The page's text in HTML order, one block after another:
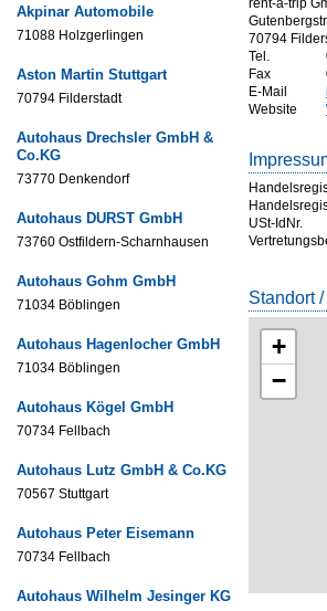
Akpinar Automobile
71088 Holzgerlingen
Aston Martin Stuttgart
70794 Filderstadt
Autohaus Drechsler GmbH &
Co.KG
73770 Denkendorf
Autohaus DURST GmbH
73760 Ostfildern-Scharnhausen
Autohaus Gohm GmbH
71034 Böblingen
Autohaus Hagenlocher GmbH
71034 Böblingen
Autohaus Kögel GmbH
70734 Fellbach
Autohaus Lutz GmbH & Co.KG
70567 Stuttgart
Autohaus Peter Eisemann
70734 Fellbach
Autohaus Wilhelm Jesinger KG
rent-a-trip
70794
Tel.
Fax
E-Mail
Website
USt-IdNr.
Standort
+
−